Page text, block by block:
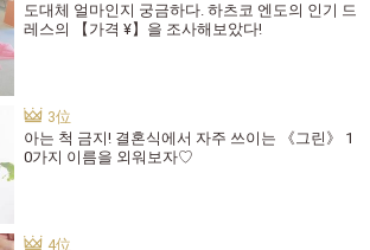
도대체 얼마인지 궁금하다. 하츠코 엔도의 인기 드
레스의 【가격 ¥】을 조사해보았다!
아는 척 금지! 결혼식에서 자주 쓰이는 《그린》 1
0가지 이름을 외워보자♡